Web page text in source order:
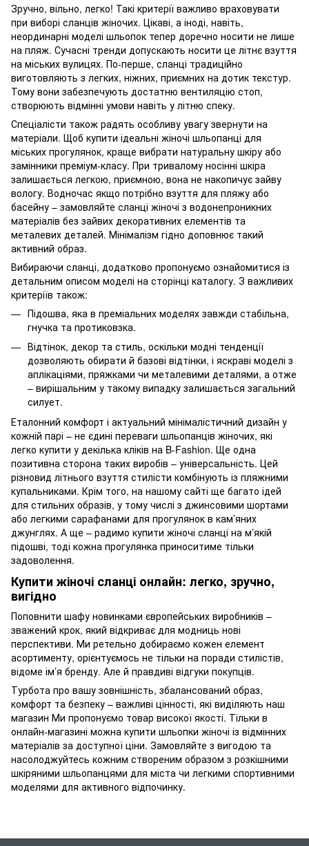
Зручно, вільно, легко! Такі критерії важливо враховувати
при виборі сланців жіночих. Цікаві, а іноді, навіть,
неординарні моделі шльопок тепер доречно носити не лише
на пляж. Сучасні тренди допускають носити це літнє взуття
на міських вулицях. По-перше, сланці традиційно
виготовляють з легких, ніжних, приємних на дотик текстур.
Тому вони забезпечують достатню вентиляцію стоп,
створюють відмінні умови навіть у літню спеку.
Спеціалісти також радять особливу увагу звернути на
матеріали. Щоб купити ідеальні жіночі шльопанці для
міських прогулянок, краще вибрати натуральну шкіру або
замінники преміум-класу. При тривалому носінні шкіра
залишається легкою, приємною, вона не накопичує зайву
вологу. Водночас якщо потрібно взуття для пляжу або
басейну – замовляйте сланці жіночі з водонепроникних
матеріалів без зайвих декоративних елементів та
металевих деталей. Мінімалізм гідно доповнює такий
активний образ.
Вибираючи сланці, додатково пропонуємо ознайомитися із
детальним описом моделі на сторінці каталогу. З важливих
критеріїв також:
Підошва, яка в преміальних моделях завжди стабільна,
гнучка та протиковзка.
Відтінок, декор та стиль, оскільки модні тенденції
дозволяють обирати й базові відтінки, і яскраві моделі з
аплікаціями, пряжками чи металевими деталями, а отже
– вирішальним у такому випадку залишається загальний
силует.
Еталонний комфорт і актуальний мінімалістичний дизайн у
кожній парі – не єдині переваги шльопанців жіночих, які
легко купити у декілька кліків на B-Fashion. Ще одна
позитивна сторона таких виробів – універсальність. Цей
різновид літнього взуття стилісти комбінують із пляжними
купальниками. Крім того, на нашому сайті ще багато ідей
для стильних образів, у тому числі з джинсовими шортами
або легкими сарафанами для прогулянок в кам’яних
джунглях. А ще – радимо купити жіночі сланці на м’якій
підошві, тоді кожна прогулянка приноситиме тільки
задоволення.
Купити жіночі сланці онлайн: легко, зручно,
вигідно
Поповнити шафу новинками європейських виробників –
зважений крок, який відкриває для модниць нові
перспективи. Ми ретельно добираємо кожен елемент
асортименту, орієнтуємось не тільки на поради стилістів,
відоме ім’я бренду. Але й правдиві відгуки покупців.
Турбота про вашу зовнішність, збалансований образ,
комфорт та безпеку – важливі цінності, які виділяють наш
магазин Ми пропонуємо товар високої якості. Тільки в
онлайн-магазині можна купити шльопки жіночі із відмінних
матеріалів за доступної ціни. Замовляйте з вигодою та
насолоджуйтесь кожним створеним образом з розкішними
шкіряними шльопанцями для міста чи легкими спортивними
моделями для активного відпочинку.